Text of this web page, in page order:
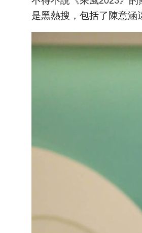
是黑熱搜，包括了陳意涵